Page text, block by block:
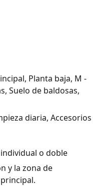
Planta baja, M -
Suelo de baldosas,
diaria, Accesorios
o doble
y la zona de